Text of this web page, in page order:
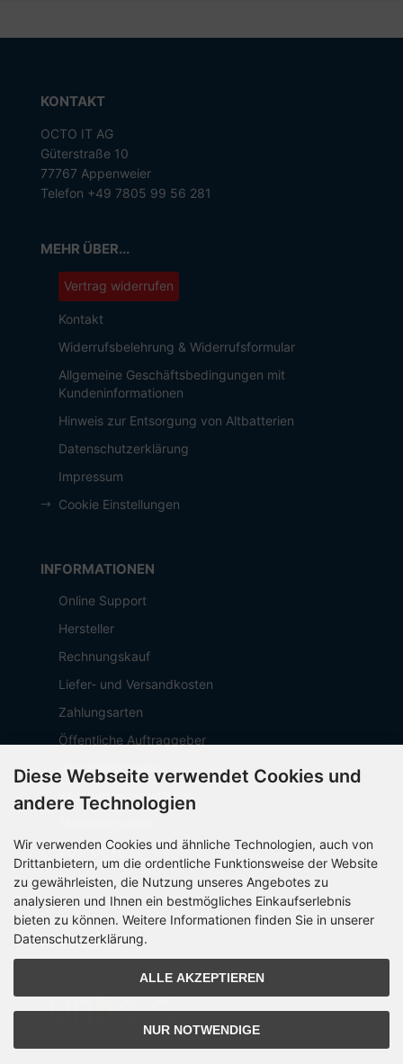
KONTAKT
OCTO IT AG
Güterstraße 10
77767 Appenweier
Telefon +49 7805 99 56 281
MEHR ÜBER...
Vertrag widerrufen
Kontakt
Widerrufsbelehrung & Widerrufsformular
Allgemeine Geschäftsbedingungen mit
Kundeninformationen
Hinweis zur Entsorgung von Altbatterien
Datenschutzerklärung
Impressum
Cookie Einstellungen
INFORMATIONEN
Online Support
Hersteller
Rechnungskauf
Liefer- und Versandkosten
Zahlungsarten
Öffentliche Auftraggeber
Geschäftskunden
Beschaffungsplattform
Über OCTO IT
Sitemap
PARTNER
Diese Webseite verwendet Cookies und
andere Technologien
Wir verwenden Cookies und ähnliche Technologien, auch von
Drittanbietern, um die ordentliche Funktionsweise der Website
zu gewährleisten, die Nutzung unseres Angebotes zu
analysieren und Ihnen ein bestmögliches Einkaufserlebnis
bieten zu können. Weitere Informationen finden Sie in unserer
Datenschutzerklärung.
ALLE AKZEPTIEREN
NUR NOTWENDIGE